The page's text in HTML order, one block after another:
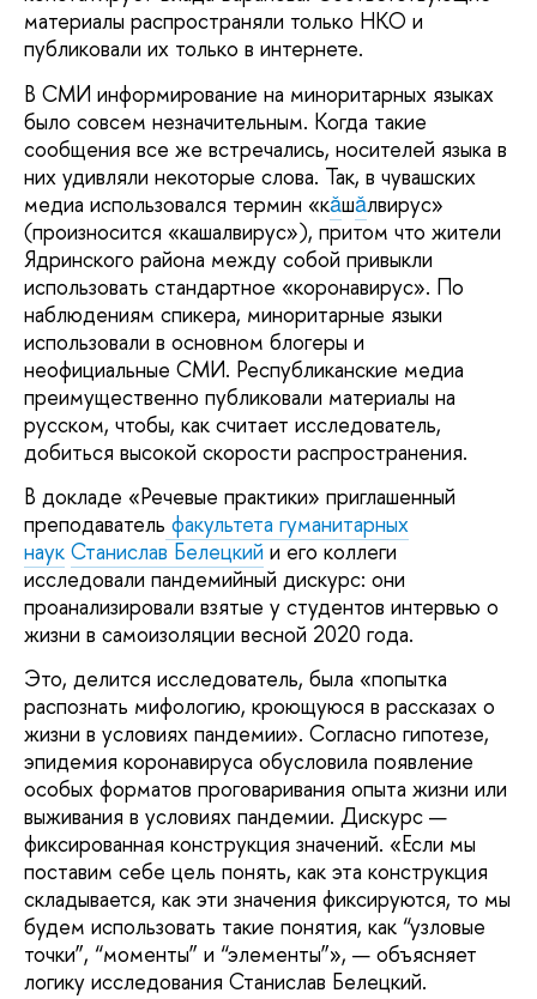
материалы распространяли только НКО и
публиковали их только в интернете.
В СМИ информирование на миноритарных языках
было совсем незначительным. Когда такие
сообщения все же встречались, носителей языка в
них удивляли некоторые слова. Так, в чувашских
медиа использовался термин «кǎшǎлвирус»
(произносится «кашалвирус»), притом что жители
Ядринского района между собой привыкли
использовать стандартное «коронавирус». По
наблюдениям спикера, миноритарные языки
использовали в основном блогеры и
неофициальные СМИ. Республиканские медиа
преимущественно публиковали материалы на
русском, чтобы, как считает исследователь,
добиться высокой скорости распространения.
В докладе «Речевые практики» приглашенный
преподаватель факультета гуманитарных
наук Станислав Белецкий и его коллеги
исследовали пандемийный дискурс: они
проанализировали взятые у студентов интервью о
жизни в самоизоляции весной 2020 года.
Это, делится исследователь, была «попытка
распознать мифологию, кроющуюся в рассказах о
жизни в условиях пандемии». Согласно гипотезе,
эпидемия коронавируса обусловила появление
особых форматов проговаривания опыта жизни или
выживания в условиях пандемии. Дискурс —
фиксированная конструкция значений. «Если мы
поставим себе цель понять, как эта конструкция
складывается, как эти значения фиксируются, то мы
будем использовать такие понятия, как “узловые
точки”, “моменты” и “элементы”», — объясняет
логику исследования Станислав Белецкий.